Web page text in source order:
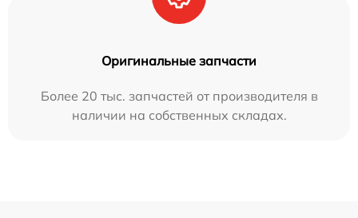
Оригинальные запчасти
Более 20 тыс. запчастей от производителя в
наличии на собственных складах.